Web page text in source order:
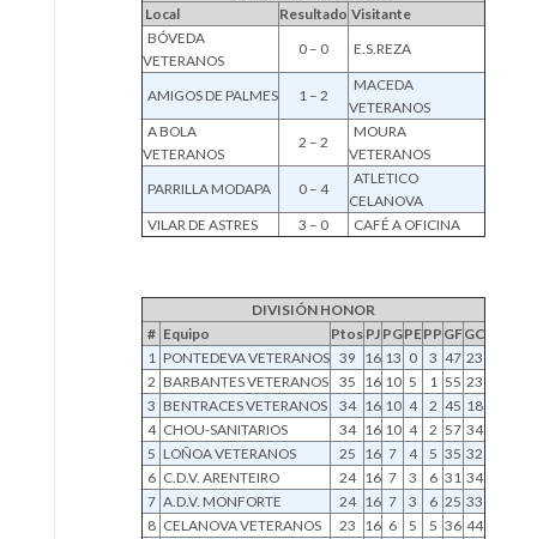
Local
Resultado Visitante
BÓVEDA
VETERANOS
0 – 0 E.S.REZA
AMIGOS DE PALMES 1 – 2
MACEDA
VETERANOS
A BOLA
VETERANOS
2 – 2
MOURA
VETERANOS
PARRILLA MODAPA
0 – 4
ATLETICO
CELANOVA
VILAR DE ASTRES
3 – 0 CAFÉ A OFICINA
DIVISIÓN HONOR
# Equipo Ptos PJ PGPEPP GFGC
1 PONTEDEVA VETERANOS 39 16 13 0 3 47 23
2 BARBANTES VETERANOS 35 16 10 5 1 55 23
3 BENTRACES VETERANOS 34 16 10 4 2 45 18
4 CHOU-SANITARIOS 34 16 10 4 2 57 34
5 LOÑOA VETERANOS 25 16 7 4 5 35 32
6 C.D.V. ARENTEIRO 24 16 7 3 6 31 34
7 A.D.V. MONFORTE 24 16 7 3 6 25 33
8 CELANOVA VETERANOS 23 16 6 5 5 36 44